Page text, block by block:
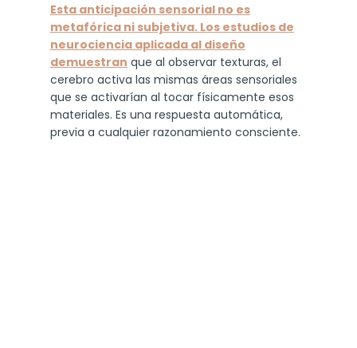
Esta anticipación sensorial no es
metafórica ni subjetiva. Los estudios de
neurociencia aplicada al diseño
demuestran que al observar texturas, el
cerebro activa las mismas áreas sensoriales
que se activarían al tocar físicamente esos
materiales. Es una respuesta automática,
previa a cualquier razonamiento consciente.